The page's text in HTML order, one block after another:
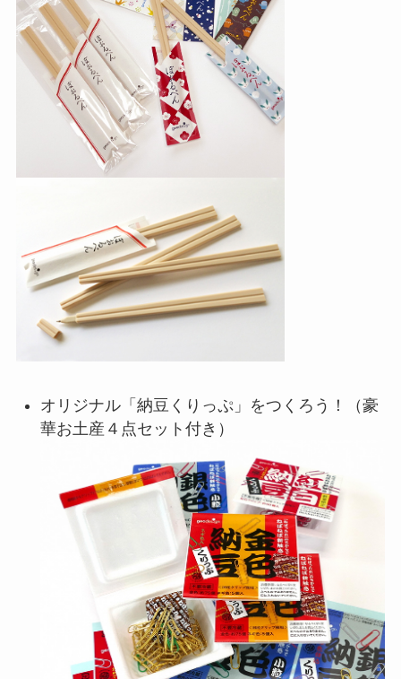
オリジナル「納豆くりっぷ」をつくろう！（豪
華お土産４点セット付き）